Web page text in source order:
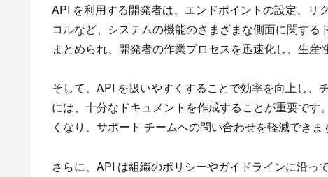
API を利用する開発者は、エンドポイントの設定、リ
コルなど、システムの機能のさまざまな側面に関す
まとめられ、開発者の作業プロセスを迅速化し、生産
そして、API を扱いやすくすることで効率を向上し
には、十分なドキュメントを作成することが重要で
くなり、サポート チームへの問い合わせを軽減できま
さらに、API は組織のポリシーやガイドラインに沿